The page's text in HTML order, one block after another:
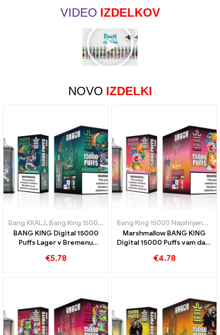
VIDEO IZDELKOV
NOVO IZDELKI
Bang KRALJ, Bang King 15000 Napihnjenci ,E-cigareta za enkratno
BANG KING Digital 15000
Puffs Lager v Bremenu
treninga
€5.78
Bang King 15000 Napihnjenci
Marshmallow BANG KING
Digital 15000 Puffs vam daje
marshmallowa
€4.78